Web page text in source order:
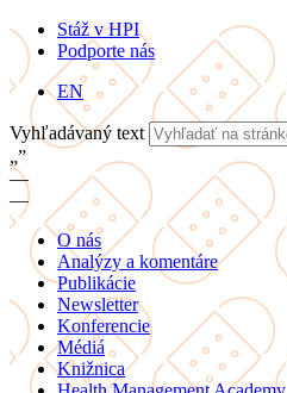
Stáž v HPI
Podporte nás
EN
Vyhľadávaný text
„”
—
—
O nás
Analýzy a komentáre
Publikácie
Newsletter
Konferencie
Médiá
Knižnica